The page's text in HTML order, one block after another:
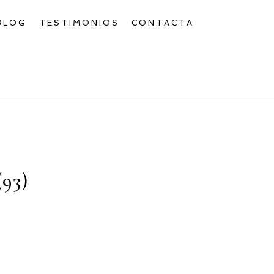
TESTIMONIOS CONTACTA